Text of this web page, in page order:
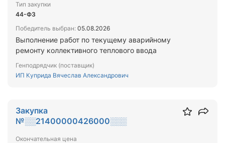
Тип закупки
44-ФЗ
Победитель выбран: 05.08.2026
Выполнение работ по текущему аварийному
ремонту коллективного теплового ввода
Генподрядчик (поставщик)
ИП Куприда Вячеслав Александрович
Закупка
№░░21400000426000░░░
Окончательная цена